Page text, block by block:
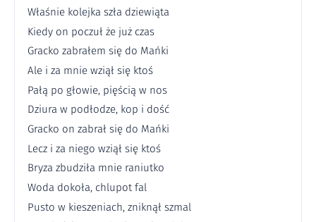
Właśnie kolejka szła dziewiąta
Kiedy on poczuł że już czas
Gracko zabrałem się do Mańki
Ale i za mnie wziął się ktoś
Pałą po głowie, pięścią w nos
Dziura w podłodze, kop i dość
Gracko on zabrał się do Mańki
Lecz i za niego wziął się ktoś
Bryza zbudziła mnie raniutko
Woda dokoła, chlupot fal
Pusto w kieszeniach, zniknął szmal